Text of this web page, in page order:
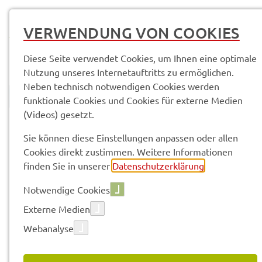
Vorle­sen
SERVICE­LEIS­TUN­GEN & INFOR­
MA­TIO­NEN
VERWENDUNG VON COOKIES
Diese Seite verwendet Cookies, um Ihnen eine optimale
Nutzung unseres Internetauftritts zu ermöglichen.
Neben technisch notwendigen Cookies werden
funktionale Cookies und Cookies für externe Medien
(Videos) gesetzt.
Sie können diese Einstellungen anpassen oder allen
Cookies direkt zustimmen. Weitere Informationen
finden Sie in unserer Datenschutzerklärung
Notwendige Cookies
Externe Medien
Webanalyse